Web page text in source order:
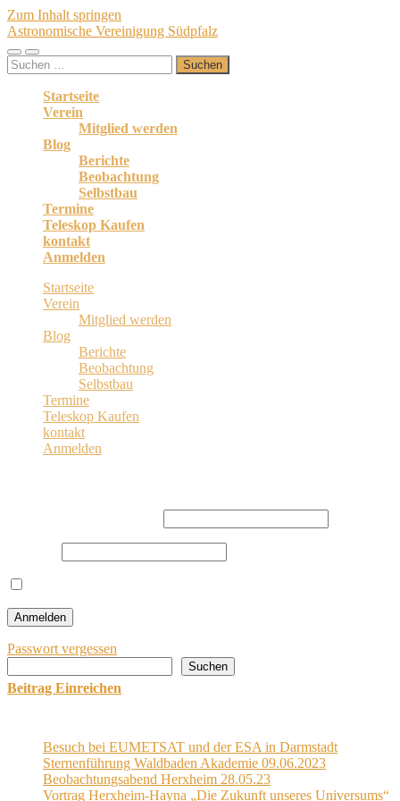
Zum Inhalt springen
Astronomische Vereinigung Südpfalz
Mobile-
Menü
Suchfeld
ein-/ausblenden
Suchen
nach:
Startseite
Verein
Mitglied werden
Blog
Berichte
Beobachtung
Selbstbau
Termine
Teleskop Kaufen
kontakt
Anmelden
Startseite
Verein
Mitglied werden
Blog
Berichte
Beobachtung
Selbstbau
Termine
Teleskop Kaufen
kontakt
Anmelden
Passwort vergessen
Suchen
Beitrag Einreichen
Besuch bei EUMETSAT und der ESA in Darmstadt
Sternenführung Waldbaden Akademie 09.06.2023
Beobachtungsabend Herxheim 28.05.23
Vortrag Herxheim-Hayna „Die Zukunft unseres Universums“